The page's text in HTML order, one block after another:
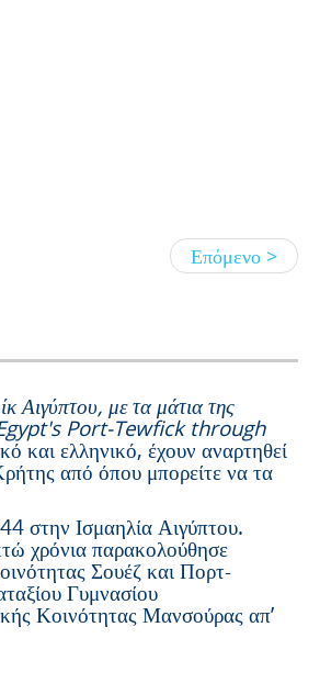
Επόμενο >
Αιγύπτου, με τα μάτια της
Port-Tewfick through
και ελληνικό, έχουν αναρτηθεί
από όπου μπορείτε να τα
στην Ισμαηλία Αιγύπτου.
χρόνια παρακολούθησε
Σουέζ και Πορτ-
Γυμνασίου
Κοινότητας Μανσούρας απ’